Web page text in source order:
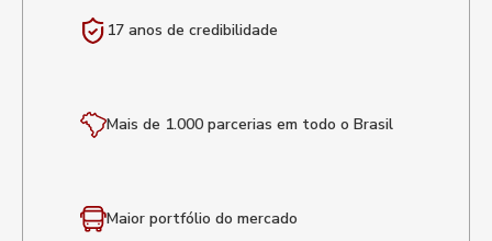
17 anos de credibilidade
Mais de 1.000 parcerias em todo o Brasil
Maior portfólio do mercado